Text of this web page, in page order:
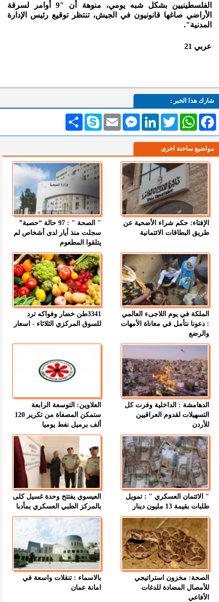
الفلسطينيين بشكل شبه يومي، منوهة أن "9 أوامر لسرقة
الأراضي صاغها قانونيون في الجيش، تنتظر توقيع رئيس الإدارة
المدنية".
عربي 21
شارك هذا الخبر :
انشر Skype Email
MessengerLinkedInTwitterWhatsAppFacebook
مواضيع ساخنة اخرى
الإفتاء: حكم شراء الأضحية عن
طريق البطاقات الائتمانية
" الصحة " : 97 حالة “حصبة”
سجلت منذ أيار لدى أشخاص لم
يتلقوا المطعوم
الملكة في يوم اللاجىء العالمي
: دعونا نتأمل في معاناة الأمهات
والرضع
3341طن خضار وفواكه ترد
للسوق المركزي الثلاثاء - اسعار
الدهامشة : الداخلية وفرت كل
التسهيلات لقدوم العراقيين
للأردن
العلاوين: التوسعة الرابعة
ستمكن المصفاة من تكرير 120
ألف برميل نفط يوميا
" الائتمان العسكري " : تمويل
طلبات بقيمة 13 مليون دينار
العيسوي يفتتح وحدة غسيل كلى
بالمركز الطبي العسكري بمأدبا
الصحة: مخزون استراتيجي
للأمصال المضادة للدغات
الأفاعي
بالاسماء : تنقلات واسعة في
امانة عمان